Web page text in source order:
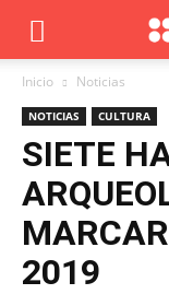
Inicio Noticias
NOTICIAS CULTURA
SIETE
2019